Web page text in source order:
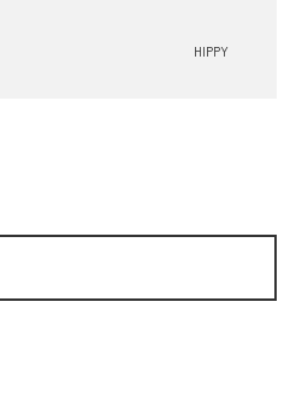
HIPPY